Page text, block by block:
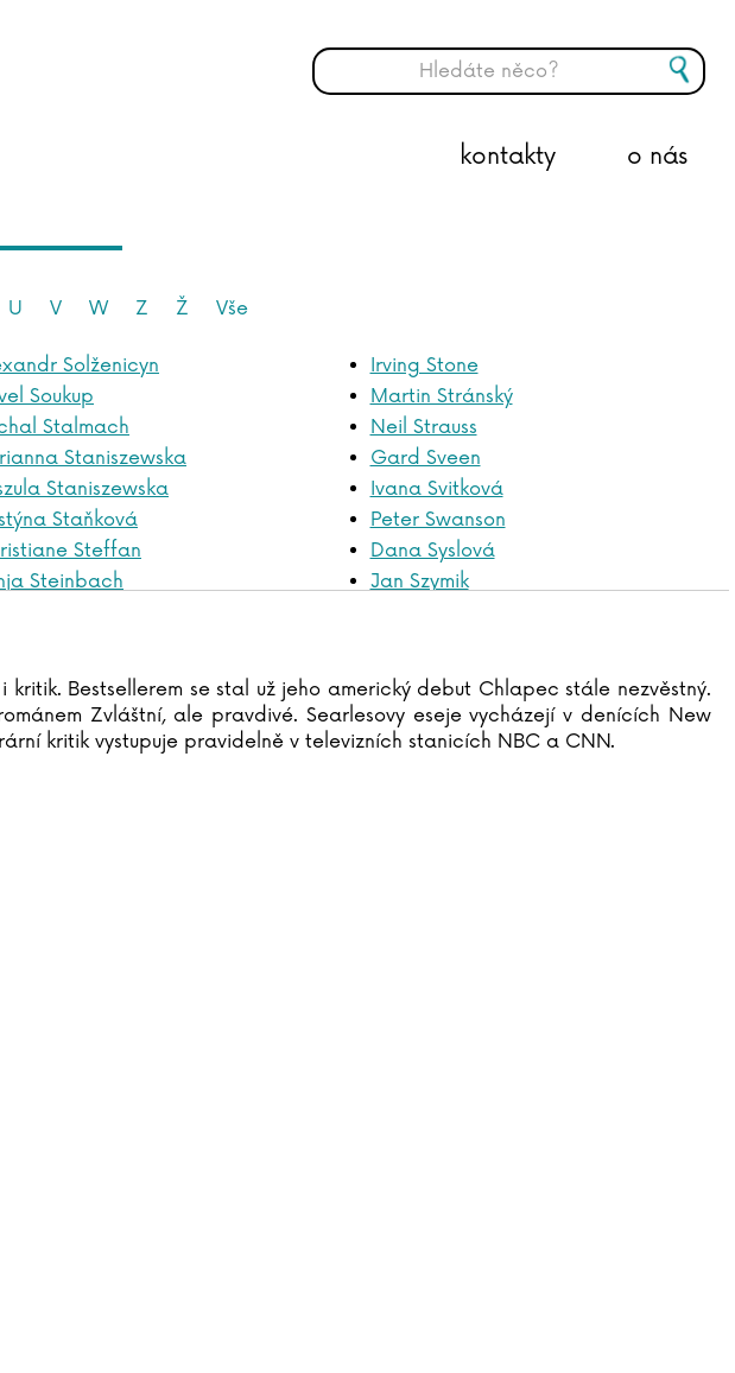
o nás
kontakty
U V W Z Ž Vše
Solženicyn
Soukup
Stalmach
Staniszewska
Staniszewska
Staňková
Steffan
Steinbach
Stoker
Irving Stone
Martin Stránský
Neil Strauss
Gard Sveen
Ivana Svitková
Peter Swanson
Dana Syslová
Jan Szymik
kritik. Bestsellerem se stal už jeho americký debut Chlapec stále nezvěstný.
Zvláštní, ale pravdivé. Searlesovy eseje vycházejí v denících New
kritik vystupuje pravidelně v televizních stanicích NBC a CNN.